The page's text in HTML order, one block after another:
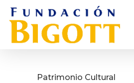
Skip
main
Patrimonio Cultural